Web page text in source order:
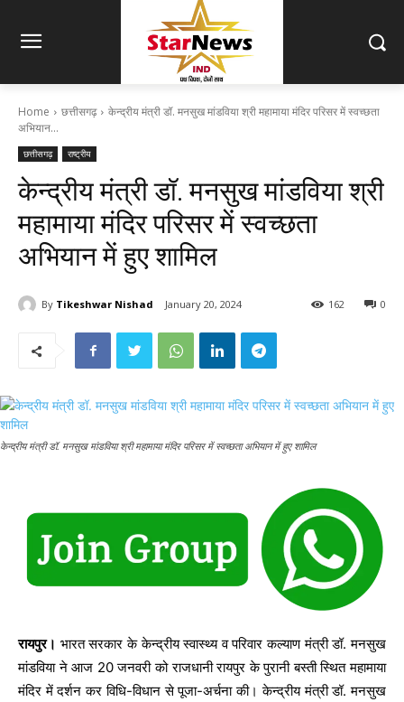
Home छत्तीसगढ़
केन्द्रीय मंत्री डॉ. मनसुख मांडविया श्री महामाया मंदिर परिसर में स्वच्छता
अभियान...
छत्तीसगढ़ राष्ट्रीय
केन्द्रीय मंत्री डॉ. मनसुख मांडविया श्री
महामाया मंदिर परिसर में स्वच्छता
अभियान में हुए शामिल
By Tikeshwar Nishad January 20, 2024 0
162
केन्द्रीय मंत्री डॉ. मनसुख मांडविया श्री महामाया मंदिर परिसर में स्वच्छता अभियान में हुए शामिल
रायपुर। भारत सरकार के केन्द्रीय स्वास्थ्य व परिवार कल्याण मंत्री डॉ. मनसुख
मांडविया ने आज 20 जनवरी को राजधानी रायपुर के पुरानी बस्ती स्थित महामाया
मंदिर में दर्शन कर विधि-विधान से पूजा-अर्चना की। केन्द्रीय मंत्री डॉ. मनसुख